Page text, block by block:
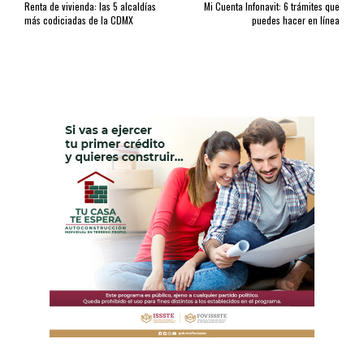
Renta de vivienda: las 5 alcaldías
más codiciadas de la CDMX
Mi Cuenta Infonavit: 6 trámites que
puedes hacer en línea